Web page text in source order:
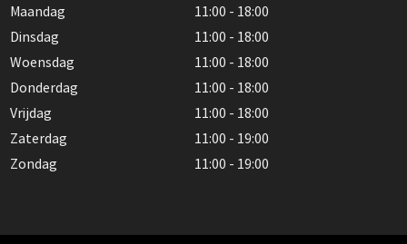
Maandag
11:00 - 18:00
Dinsdag
11:00 - 18:00
Woensdag
11:00 - 18:00
Donderdag
11:00 - 18:00
Vrijdag
11:00 - 18:00
Zaterdag
11:00 - 19:00
Zondag
11:00 - 19:00